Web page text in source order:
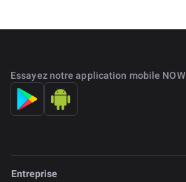
Essayez notre application mobile NOW
Entreprise